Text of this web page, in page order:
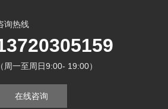
询热线
（周一至周日9:00- 19:00）
在线咨询